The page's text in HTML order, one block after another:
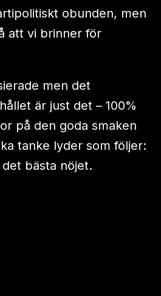
obunden, men
att vi brinner för
men det
är just det – 100%
på den goda smaken
tanke lyder som följer:
bästa nöjet.